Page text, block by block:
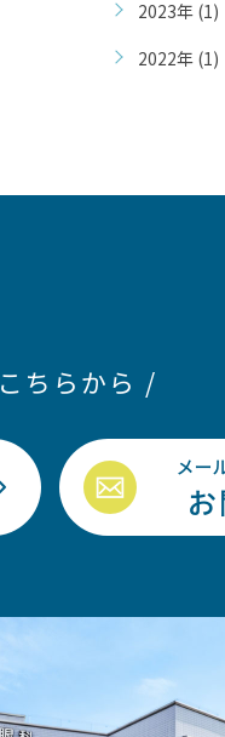
2023年 (1)
2022年 (1)
ちらから /